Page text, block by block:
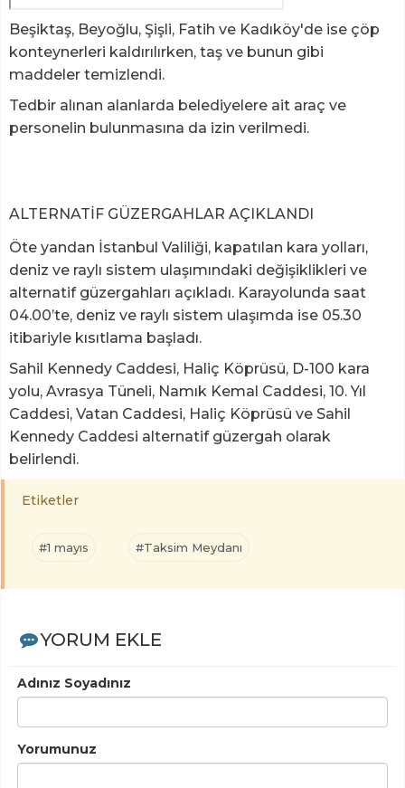
Beşiktaş, Beyoğlu, Şişli, Fatih ve Kadıköy'de ise çöp
konteynerleri kaldırılırken, taş ve bunun gibi
maddeler temizlendi.
Tedbir alınan alanlarda belediyelere ait araç ve
personelin bulunmasına da izin verilmedi.
ALTERNATİF GÜZERGAHLAR AÇIKLANDI
Öte yandan İstanbul Valiliği, kapatılan kara yolları,
deniz ve raylı sistem ulaşımındaki değişiklikleri ve
alternatif güzergahları açıkladı. Karayolunda saat
04.00’te, deniz ve raylı sistem ulaşımda ise 05.30
itibariyle kısıtlama başladı.
Sahil Kennedy Caddesi, Haliç Köprüsü, D-100 kara
yolu, Avrasya Tüneli, Namık Kemal Caddesi, 10. Yıl
Caddesi, Vatan Caddesi, Haliç Köprüsü ve Sahil
Kennedy Caddesi alternatif güzergah olarak
belirlendi.
Etiketler
#1 mayıs #Taksim Meydanı
YORUM EKLE
Adınız Soyadınız
Yorumunuz